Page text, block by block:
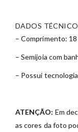
DADOS
– Comprimento: 18
– Semijoia com
– Possui
ATENÇÃO: Em
as cores da foto